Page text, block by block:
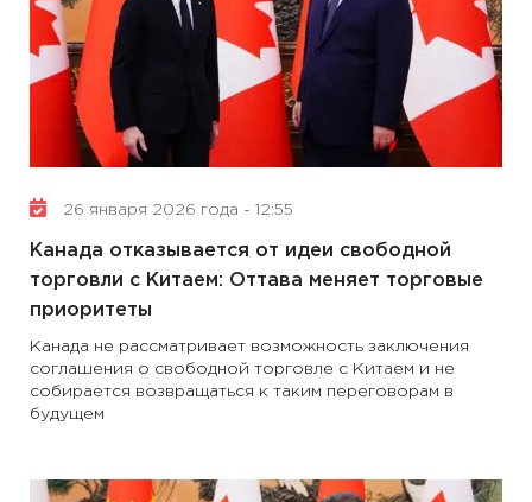
26 января 2026 года - 12:55
Канада отказывается от идеи свободной
торговли с Китаем: Оттава меняет торговые
приоритеты
Канада не рассматривает возможность заключения
соглашения о свободной торговле с Китаем и не
собирается возвращаться к таким переговорам в
будущем